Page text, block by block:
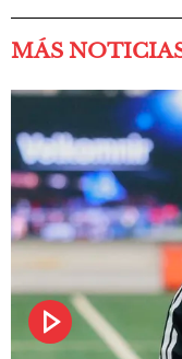
MÁS